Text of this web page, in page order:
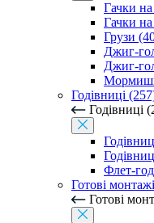
Гачки
Гачки
Грузи
Джиг-
Джиг-
Годівниці
Годівниці
Флет-
Готові
Готові